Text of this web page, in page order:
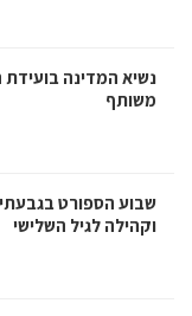
נשיא המדינה
משותף
שבוע הספורט
וקהילה לגיל השלישי